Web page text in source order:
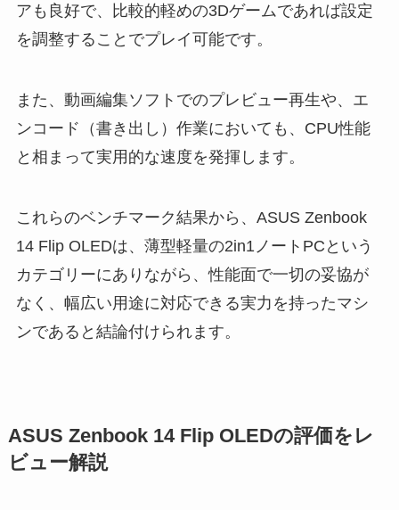
アも良好で、比較的軽めの3Dゲームであれば設定
を調整することでプレイ可能です。
また、動画編集ソフトでのプレビュー再生や、エ
ンコード（書き出し）作業においても、CPU性能
と相まって実用的な速度を発揮します。
これらのベンチマーク結果から、ASUS Zenbook
14 Flip OLEDは、薄型軽量の2in1ノートPCという
カテゴリーにありながら、性能面で一切の妥協が
なく、幅広い用途に対応できる実力を持ったマシ
ンであると結論付けられます。
ASUS Zenbook 14 Flip OLEDの評価をレ
ビュー解説